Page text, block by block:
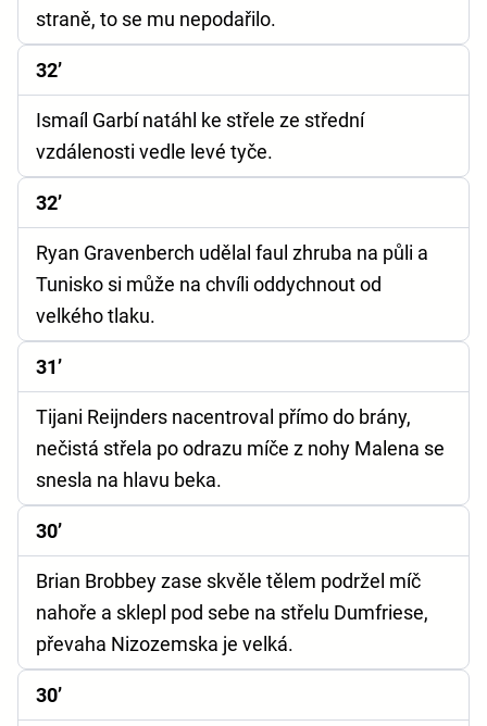
straně, to se mu nepodařilo.
32’
Ismaíl Garbí natáhl ke střele ze střední
vzdálenosti vedle levé tyče.
32’
Ryan Gravenberch udělal faul zhruba na půli a
Tunisko si může na chvíli oddychnout od
velkého tlaku.
31’
Tijani Reijnders nacentroval přímo do brány,
nečistá střela po odrazu míče z nohy Malena se
snesla na hlavu beka.
30’
Brian Brobbey zase skvěle tělem podržel míč
nahoře a sklepl pod sebe na střelu Dumfriese,
převaha Nizozemska je velká.
30’